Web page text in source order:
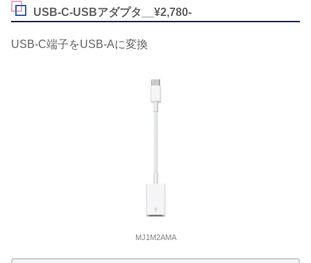
USB-C-USBアダプタ__¥2,780-
USB-C端子をUSB-Aに変換
MJ1M2AMA